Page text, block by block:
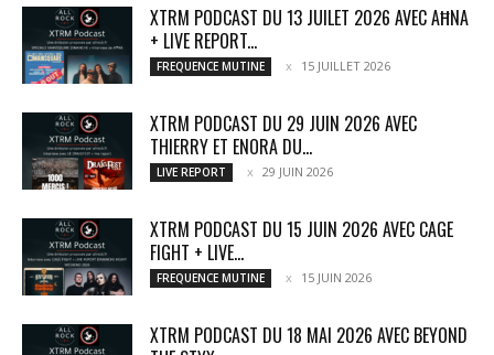
XTRM PODCAST DU 13 JUILET 2026 AVEC AĦNA
+ LIVE REPORT...
FREQUENCE MUTINE 15 JUILLET 2026
XTRM PODCAST DU 29 JUIN 2026 AVEC
THIERRY ET ENORA DU...
LIVE REPORT 29 JUIN 2026
XTRM PODCAST DU 15 JUIN 2026 AVEC CAGE
FIGHT + LIVE...
FREQUENCE MUTINE 15 JUIN 2026
XTRM PODCAST DU 18 MAI 2026 AVEC BEYOND